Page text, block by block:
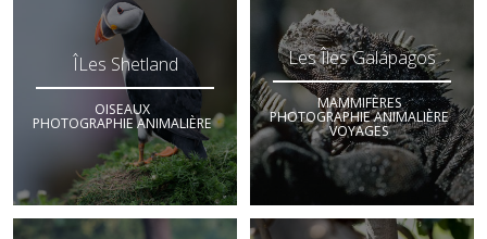
ÎLes Shetland
OISEAUX
PHOTOGRAPHIE ANIMALIÈRE
Les Îles Galápagos
MAMMIFÈRES
PHOTOGRAPHIE ANIMALIÈRE
VOYAGES